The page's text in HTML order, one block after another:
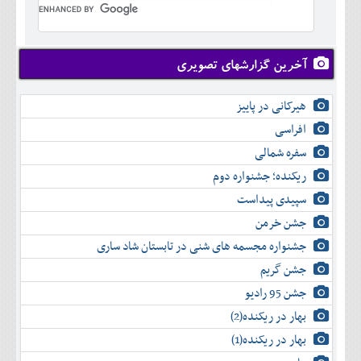
دی
بهمن
اسفند
آبان
آذر
دی
بهمن
اسفند
شهريور
مهر
آبان
آذر
دی
بهمن
اسفند
تير
مرداد
شهريور
مهر
آبان
آذر
دی
بهمن
اسفند
آخرین گزارشهای تصویری
هیرکانی در پاییز
افراسی
سفره شمالی
ریکنده؛ جشنواره دوم
سپیدی پیداست
جشن خرمن
جشنواره مجسمه های شنی در تابستان شاد ساری
جشن گریم
جشن 95 رادیو
بهار در ریکنده(2)
بهار در ریکنده(1)